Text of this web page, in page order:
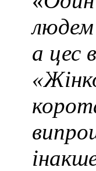
людем
а цес